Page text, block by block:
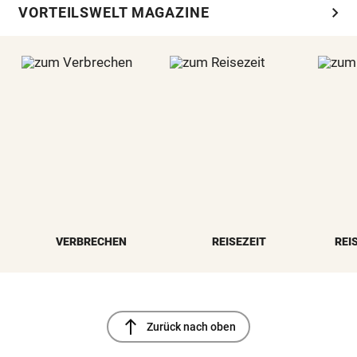
VORTEILSWELT MAGAZINE chevron_right
VERBRECHEN REISEZEIT
north Zurück nach oben